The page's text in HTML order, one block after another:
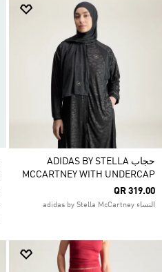
حجاب ADIDAS BY STELLA
MCCARTNEY WITH UNDERCAP
QR 319.00
النساء adidas by Stella McCartney